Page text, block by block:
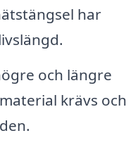
har
och längre
krävs och